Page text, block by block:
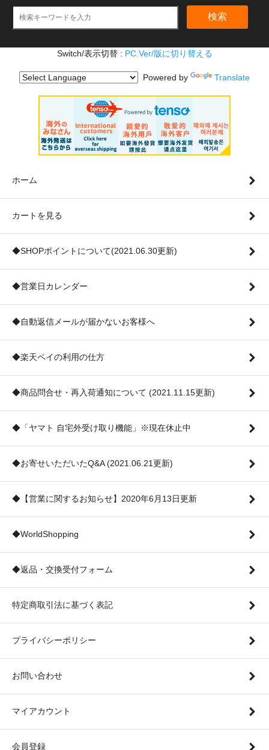
検索
Switch/表示切替 : PC.Ver/版に切り替える
Powered by Translate
ホーム
カートを見る
◆SHOPポイントについて(2021.06.30更新)
◆営業日カレンダー
◆自動返信メールが届かないお客様へ
◆楽天ペイの利用の仕方
◆商品問合せ・再入荷通知について (2021.11.15更新)
◆「ヤマト 自宅外受け取り機能」※現在休止中
◆お寄せいただいたQ&A (2021.06.21更新)
◆【営業に関するお知らせ】2020年6月13日更新
◆WorldShopping
◆返品・交換受付フォーム
特定商取引法に基づく表記
プライバシーポリシー
お問い合わせ
マイアカウント
会員登録